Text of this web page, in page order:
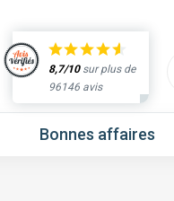
8,7/10sur plus de
96146 avis
Bonnes affaires